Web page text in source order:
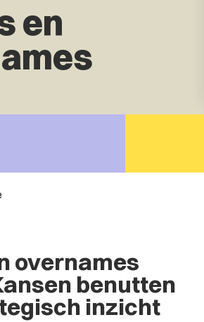
en
overnames
benutten
inzicht